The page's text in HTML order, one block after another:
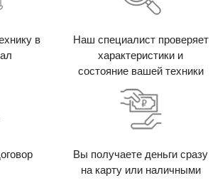
в
Наш специалист проверяет
характеристики и
состояние вашей техники
Вы получаете деньги сразу
на карту или наличными